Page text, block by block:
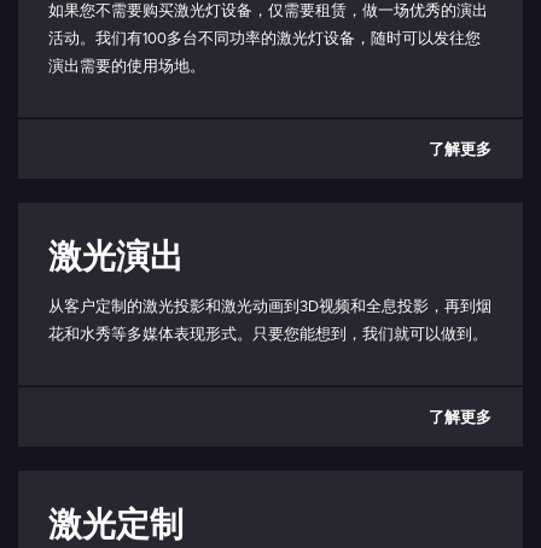
如果您不需要购买激光灯设备，仅需要租赁，做一场优秀的演出
活动。我们有100多台不同功率的激光灯设备，随时可以发往您
演出需要的使用场地。
了解更多
激光演出
从客户定制的激光投影和激光动画到3D视频和全息投影，再到烟
花和水秀等多媒体表现形式。只要您能想到，我们就可以做到。
了解更多
激光定制